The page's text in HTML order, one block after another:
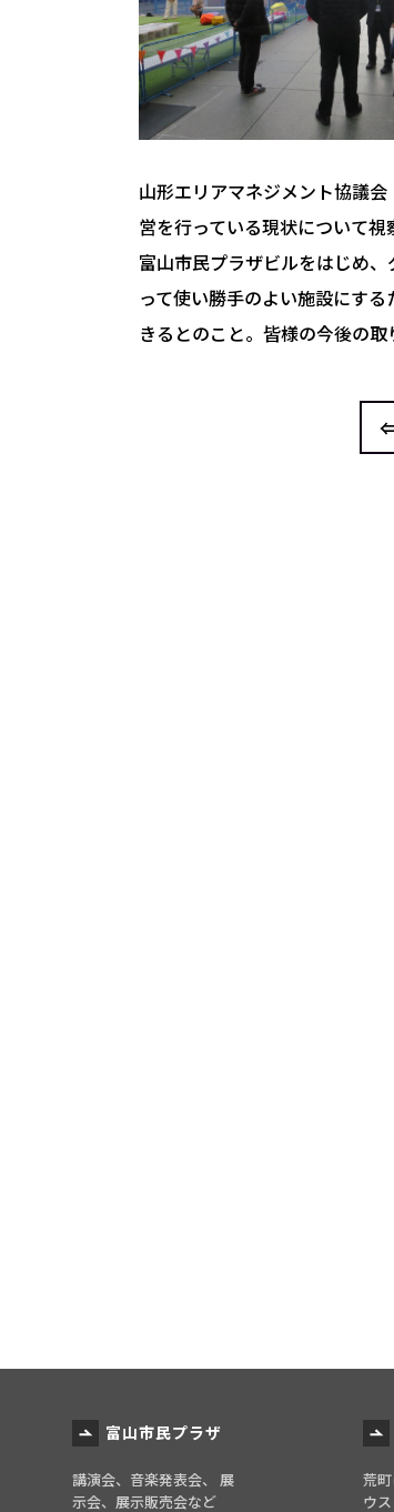
山形エリアマネジメント協議
営を行っている現状について視
富山市民プラザビルをはじめ
って使い勝手のよい施設にす
きるとのこと。皆様の今後の取
富山市民プラザ
講演会、音楽発表会、 展
示会、展示販売会など
荒
ウ